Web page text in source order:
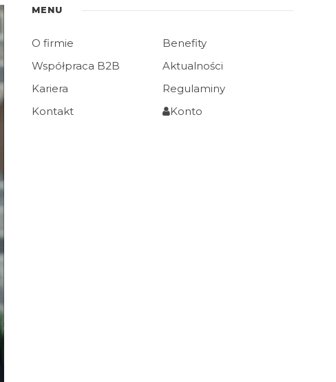
MENU
O firmie
Benefity
Współpraca B2B
Aktualności
Kariera
Regulaminy
Kontakt
Konto